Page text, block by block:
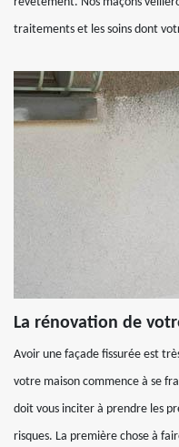
traitements et les soins dont
La rénovation de
Avoir une façade fissurée est
votre maison commence à se
doit vous inciter à prendre les
risques. La première chose à